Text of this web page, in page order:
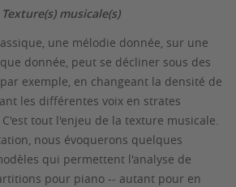
Texture(s) musicale(s)
une mélodie donnée, sur une
donnée, peut se décliner sous des
exemple, en changeant la densité de
les différentes voix en strates
tout l'enjeu de la texture musicale.
nous évoquerons quelques
qui permettent l'analyse de
pour piano -- autant pour en